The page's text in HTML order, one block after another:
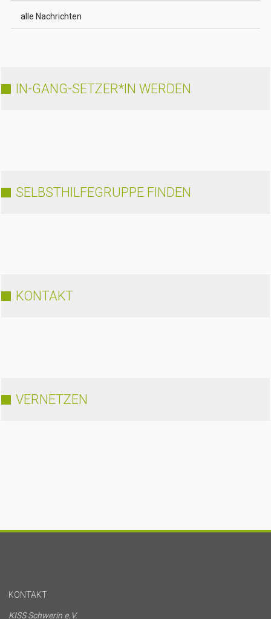
alle Nachrichten
IN-GANG-SETZER*IN WERDEN
SELBSTHILFEGRUPPE FINDEN
KONTAKT
VERNETZEN
KONTAKT
KISS Schwerin e.V.